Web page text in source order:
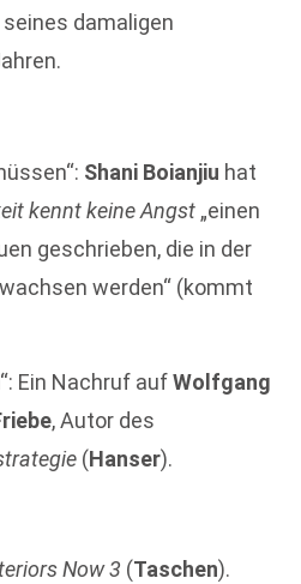
damaligen
Shani Boianjiu hat
kennt keine Angst „einen
geschrieben, die in der
werden“ (kommt
Ein Nachruf aufWolfgang
, Autor des
(Hanser).
Now 3 (Taschen).